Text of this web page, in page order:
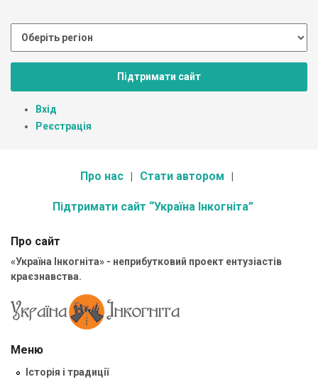
Підтримати сайт
Вхід
Реєстрація
Про нас Стати автором
Підтримати сайт “Україна Інкогніта”
Про сайт
«Україна Інкогніта» - неприбутковий проект ентузіастів
краєзнавства.
Меню
Історія і традиції